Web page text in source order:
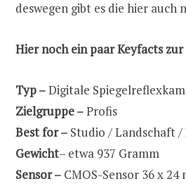
deswegen gibt es die hier auch
Hier noch ein paar Keyfacts zur
Typ –Digitale
Zielgruppe –Profis
Best for – Studio / Landschaft
Gewicht– etwa 937 Gramm
Sensor – CMOS-Sensor 36 x 24